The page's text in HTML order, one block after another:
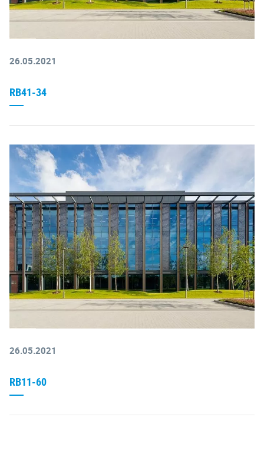
26.05.2021
RB41-34
26.05.2021
RB11-60